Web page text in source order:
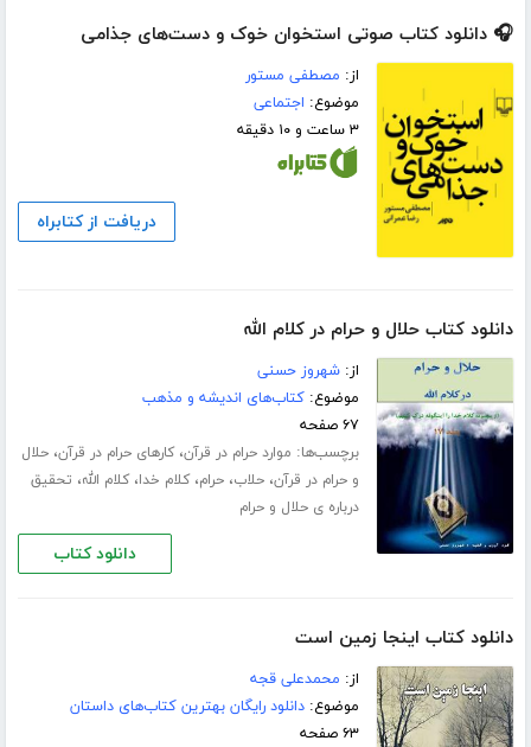
🎧 دانلود کتاب صوتی استخوان خوک و دست‌های جذامی
از: مصطفی مستور
موضوع: اجتماعی
۳ ساعت و ۱۰ دقیقه
دریافت از کتابراه
دانلود کتاب حلال و حرام در کلام الله
از:شهروز حسنی
موضوع:کتاب‌های اندیشه و مذهب
۶۷ صفحه
برچسب‌ها: موارد حرام در قرآن،کارهای حرام در قرآن،حلال
و حرام در قرآن،حلاب،حرام،کلام خدا،کلام الله، تحقیق
درباره ی حلال و حرام
دانلود کتاب
دانلود کتاب اینجا زمین است
از: محمدعلی قجه
موضوع:دانلود رایگان بهترین کتاب‌های داستان
۶۳ صفحه